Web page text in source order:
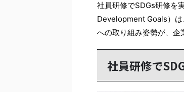
社員研修でSDGs研修を
Development Goals）は
への取り組み姿勢が、企
社員研修で